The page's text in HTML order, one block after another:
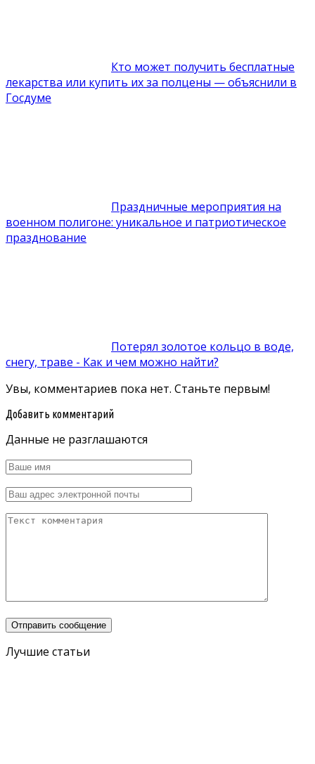
Кто может получить бесплатные
лекарства или купить их за полцены — объяснили в
Госдуме
Праздничные мероприятия на
военном полигоне: уникальное и патриотическое
празднование
Потерял золотое кольцо в воде,
снегу, траве - Как и чем можно найти?
Увы, комментариев пока нет. Станьте первым!
Добавить комментарий
Данные не разглашаются
Лучшие статьи